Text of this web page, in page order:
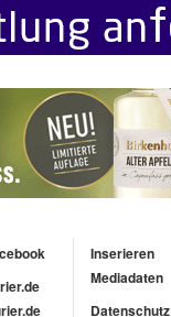
Inserieren
Mediadaten
Datenschutz